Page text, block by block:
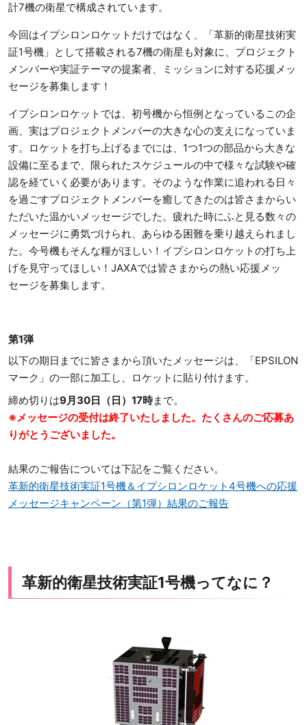
計7機の衛星で構成されています。
今回はイプシロンロケットだけではなく、「革新的衛星技術実
証1号機」として搭載される7機の衛星も対象に、プロジェクト
メンバーや実証テーマの提案者、ミッションに対する応援メッ
セージを募集します！
イプシロンロケットでは、初号機から恒例となっているこの企
画、実はプロジェクトメンバーの大きな心の支えになっていま
す。ロケットを打ち上げるまでには、1つ1つの部品から大きな
設備に至るまで、限られたスケジュールの中で様々な試験や確
認を経ていく必要があります。そのような作業に追われる日々
を過ごすプロジェクトメンバーを癒してきたのは皆さまからい
ただいた温かいメッセージでした。疲れた時にふと見る数々の
メッセージに勇気づけられ、あらゆる困難を乗り越えられまし
た。今号機もそんな糧がほしい！イプシロンロケットの打ち上
げを見守ってほしい！JAXAでは皆さまからの熱い応援メッ
セージを募集します。
第1弾
以下の期日までに皆さまから頂いたメッセージは、「EPSILON
マーク」の一部に加工し、ロケットに貼り付けます。
締め切りは9月30日（日）17時まで。
※メッセージの受付は終了いたしました。たくさんのご応募あ
りがとうございました。
結果のご報告については下記をご覧ください。
革新的衛星技術実証1号機＆イプシロンロケット4号機への応援
メッセージキャンペーン（第1弾）結果のご報告
革新的衛星技術実証1号機ってなに？